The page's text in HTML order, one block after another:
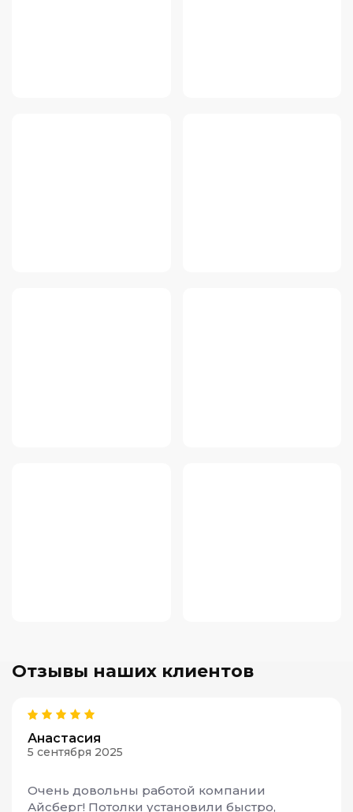
Отзывы наших клиентов
Анастасия
5 сентября 2025
Очень довольны работой компании
Айсберг! Потолки установили быстро,